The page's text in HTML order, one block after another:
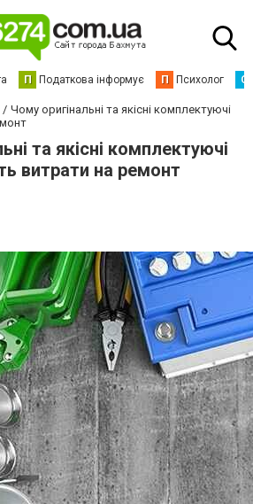
П Податкова інформує П Психолог С
Чому оригінальні та якісні комплектуючі
та якісні комплектуючі
витрати на ремонт